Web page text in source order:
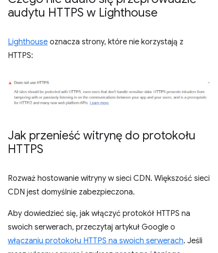
audytu HTTPS w Lighthouse
Lighthouse oznacza strony, które nie korzystają z
HTTPS:
Jak przenieść witrynę do protokołu
HTTPS
Rozważ hostowanie witryny w sieci CDN. Większość sieci
CDN jest domyślnie zabezpieczona.
Aby dowiedzieć się, jak włączyć protokół HTTPS na
swoich serwerach, przeczytaj artykuł Google o
włączaniu protokołu HTTPS na swoich serwerach. Jeśli